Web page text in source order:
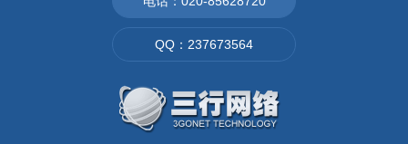
QQ：237673564